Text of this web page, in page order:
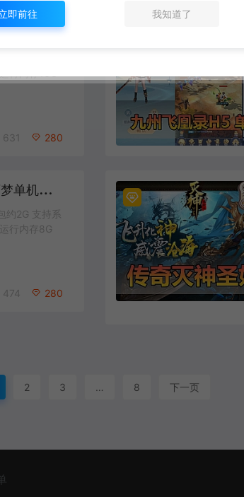
爱
游网单亲测【神都探奇H5单机版】最新整理代金券内购 带GM物品充值后台 虚拟机一键端 视频安装教学+手工端文本教学
6G 支持系
行内存16G
631 280
爱
游网单亲测【元素王座宝可梦单机版】最新整理代金券内购H5三端带假人 GM物品充值后台 虚拟机一键端 视频安装教学
约2G 支持系
行内存8G
474 280
2 3 … 8 下一页
即前往 我知道了